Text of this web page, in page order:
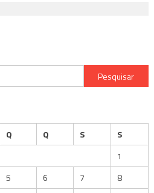
Pesquisar
por:
Q Q S
S
1
5 6 7 8